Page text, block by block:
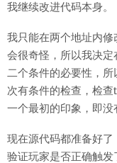
我继续改进代码本身。
我只能在两个地址内
会很奇怪，所以我决
二个条件的必要性，
次有条件的检查，检
一个最初的印象，即没
现在源代码都准备好
验证玩家是否正确触发